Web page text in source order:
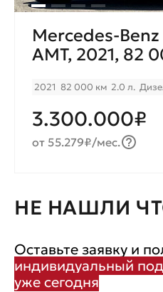
Mercedes-Benz
AМT, 2021, 82
2021 82 000 км 2.0 л.
3.300.000₽
от 55.279₽/мес.
НЕ НАШЛИ
Оставьте заявку и
индивидуальный
уже сегодня